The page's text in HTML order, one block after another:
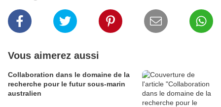
Vous aimerez aussi
Collaboration dans le domaine de la
recherche pour le futur sous-marin
australien